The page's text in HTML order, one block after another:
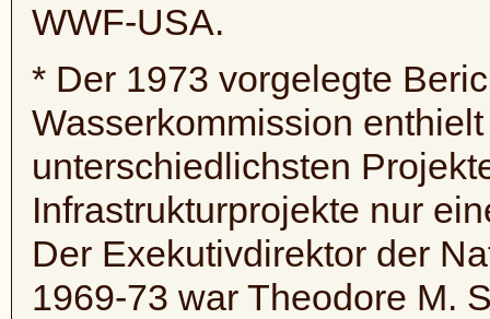
WWF-USA.
* Der 1973 vorgelegte
Wasserkommission
unterschiedlichsten
Infrastrukturprojekte nur
Der Exekutivdirektor der
1969-73 war Theodore M.